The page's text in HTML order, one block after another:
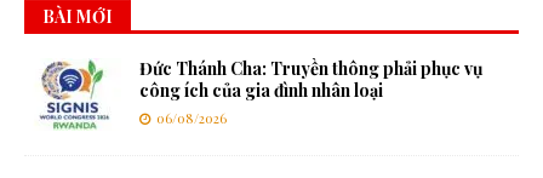
BÀI MỚI
Đức Thánh Cha: Truyền thông phải phục vụ
công ích của gia đình nhân loại
06/08/2026